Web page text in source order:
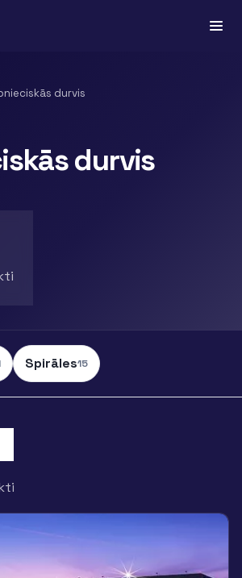
durvis
durvis
Spirāles15